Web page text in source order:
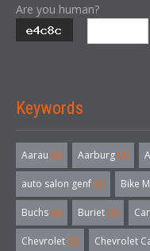
Are you human?
Keywords
Aarau (3) Aarburg (3)
auto salon genf (3) Bike
Buchs (4) Buriet (3)
Chevrolet (3) Chevrolet